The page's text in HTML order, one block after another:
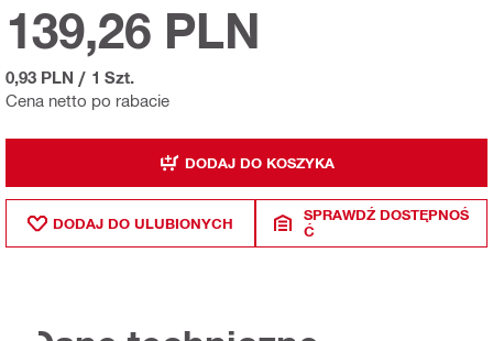
Cena netto po rabacie
139,26 PLN
0,93 PLN / 1 Szt.
DODAJ DO KOSZYKA
DODAJ DO ULUBIONYCH
SPRAWDŹ DOSTĘPNOŚ
Ć